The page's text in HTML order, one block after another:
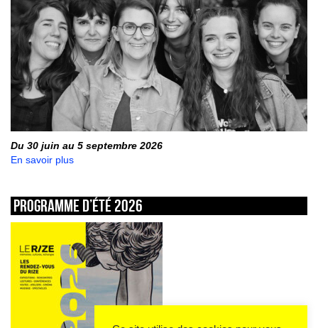
Du 30 juin au 5 septembre 2026
En savoir plus
Programme d’été 2026